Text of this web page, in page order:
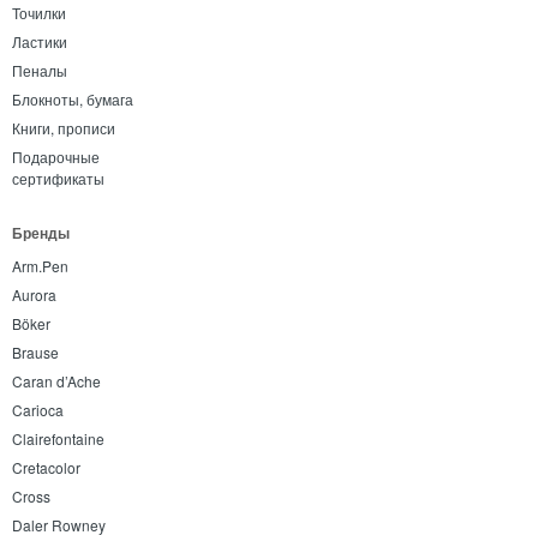
Точилки
Ластики
Пеналы
Блокноты, бумага
Книги, прописи
Подарочные
сертификаты
Бренды
Arm.Pen
Aurora
Böker
Brause
Caran d’Ache
Carioca
Clairefontaine
Cretacolor
Cross
Daler Rowney